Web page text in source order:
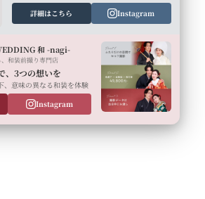
詳細はこちら
Instagram
和 -nagi-
和装前撮り専門店
、3つの想いを
、意味の異なる和装を体験
Instagram